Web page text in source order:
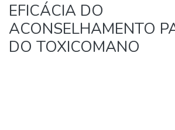
EFICÁCIA DO
ACONSELHAMENTO
DO TOXICOMANO